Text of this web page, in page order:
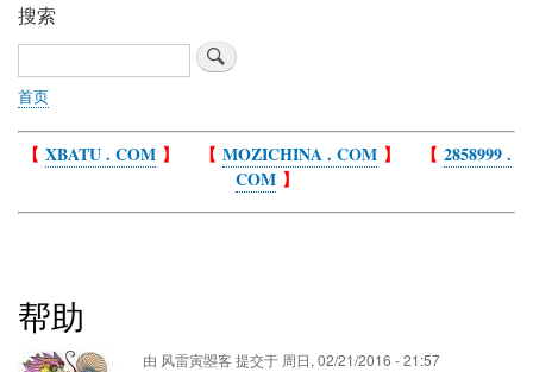
搜索
搜
索
面
包
屑
首页
【 XBATU . COM】 【 MOZICHINA . COM】 【 2858999 .
COM】
帮助
由 风雷寅曌客 提交于 周日, 02/21/2016 - 21:57